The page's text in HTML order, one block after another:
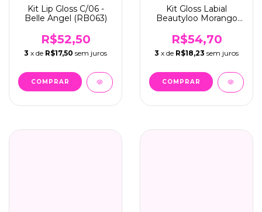
Kit Lip Gloss C/06 -
Belle Angel (RB063)
R$52,50
3 x de R$17,50 sem juros
Kit Gloss Labial
Beautyloo Morango
(FB463)
R$54,70
3 x de R$18,23 sem juros